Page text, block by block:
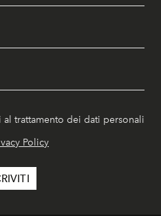
trattamento dei dati personali
Policy